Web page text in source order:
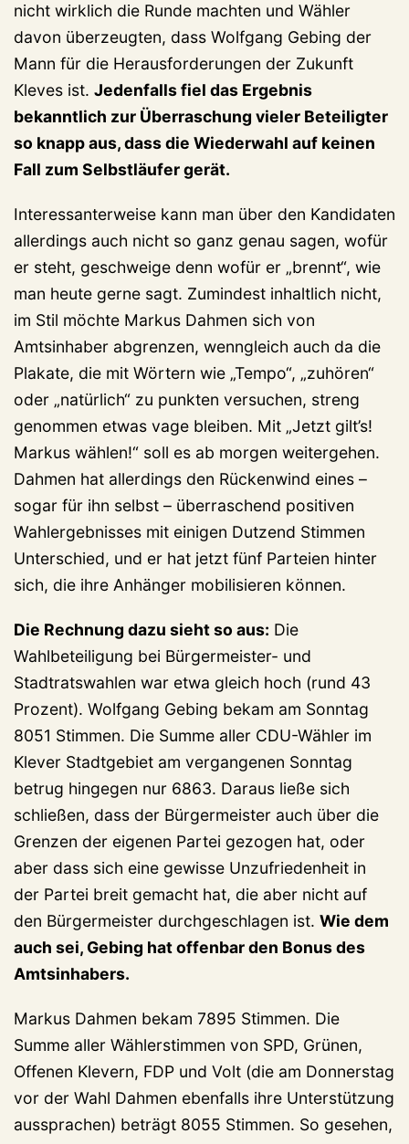
nicht wirklich die Runde machten und Wähler
davon überzeugten, dass Wolfgang Gebing der
Mann für die Herausforderungen der Zukunft
Kleves ist. Jedenfalls fiel das Ergebnis
bekanntlich zur Überraschung vieler Beteiligter
so knapp aus, dass die Wiederwahl auf keinen
Fall zum Selbstläufer gerät.
Interessanterweise kann man über den Kandidaten
allerdings auch nicht so ganz genau sagen, wofür
er steht, geschweige denn wofür er „brennt“, wie
man heute gerne sagt. Zumindest inhaltlich nicht,
im Stil möchte Markus Dahmen sich von
Amtsinhaber abgrenzen, wenngleich auch da die
Plakate, die mit Wörtern wie „Tempo“, „zuhören“
oder „natürlich“ zu punkten versuchen, streng
genommen etwas vage bleiben. Mit „Jetzt gilt’s!
Markus wählen!“ soll es ab morgen weitergehen.
Dahmen hat allerdings den Rückenwind eines –
sogar für ihn selbst – überraschend positiven
Wahlergebnisses mit einigen Dutzend Stimmen
Unterschied, und er hat jetzt fünf Parteien hinter
sich, die ihre Anhänger mobilisieren können.
Die Rechnung dazu sieht so aus: Die
Wahlbeteiligung bei Bürgermeister- und
Stadtratswahlen war etwa gleich hoch (rund 43
Prozent). Wolfgang Gebing bekam am Sonntag
8051 Stimmen. Die Summe aller CDU-Wähler im
Klever Stadtgebiet am vergangenen Sonntag
betrug hingegen nur 6863. Daraus ließe sich
schließen, dass der Bürgermeister auch über die
Grenzen der eigenen Partei gezogen hat, oder
aber dass sich eine gewisse Unzufriedenheit in
der Partei breit gemacht hat, die aber nicht auf
den Bürgermeister durchgeschlagen ist. Wie dem
auch sei, Gebing hat offenbar den Bonus des
Amtsinhabers.
Markus Dahmen bekam 7895 Stimmen. Die
Summe aller Wählerstimmen von SPD, Grünen,
Offenen Klevern, FDP und Volt (die am Donnerstag
vor der Wahl Dahmen ebenfalls ihre Unterstützung
aussprachen) beträgt 8055 Stimmen. So gesehen,